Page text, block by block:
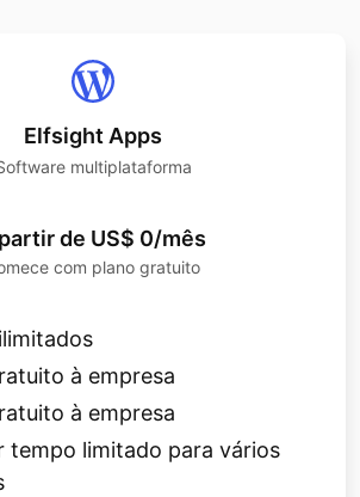
Elfsight Apps
multiplataforma
de US$ 0/mês
com plano gratuito
à empresa
à empresa
tempo limitado para vários